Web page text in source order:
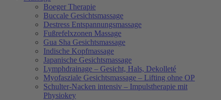
Boeger Therapie
Buccale Gesichtsmassage
Destress Entspannungsmassage
Fußrefelxzonen Massage
Gua Sha Gesichtsmassage
Indische Kopfmassage
Japanische Gesichtsmassage​
Lymphdrainage – Gesicht, Hals, Dekolleté
Myofasziale Gesichtsmassage​ – Lifting ohne OP
Schulter-Nacken intensiv – Impulstherapie mit
Physiokey